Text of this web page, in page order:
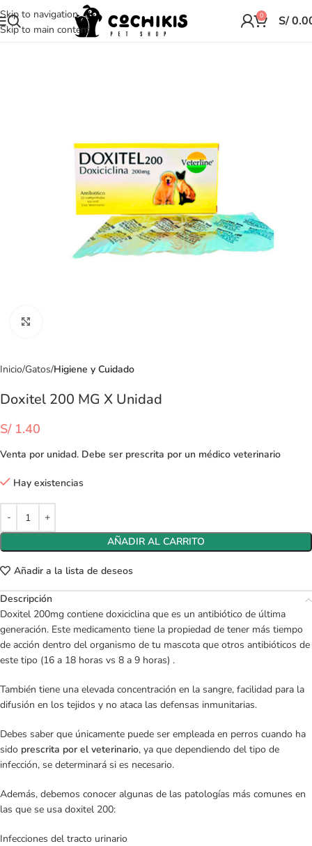
Skip to navigation
Skip to main content
0 S/
Inicio Gatos Higiene y Cuidado
Doxitel 200 MG X Unidad
S/1.40
Venta por unidad. Debe ser prescrita por un médico veterinario
Hay existencias
AÑADIR AL CARRITO
Añadir a la lista de deseos
Descripción
Doxitel 200mg contiene doxiciclina que es un antibiótico de última
generación. Este medicamento tiene la propiedad de tener más tiempo
de acción dentro del organismo de tu mascota que otros antibióticos de
este tipo (16 a 18 horas vs 8 a 9 horas) .
También tiene una elevada concentración en la sangre, facilidad para la
difusión en los tejidos y no ataca las defensas inmunitarias.
Debes saber que únicamente puede ser empleada en perros cuando ha
sido prescrita por el veterinario, ya que dependiendo del tipo de
infección, se determinará si es necesario.
Además, debemos conocer algunas de las patologías más comunes en
las que se usa doxitel 200:
Infecciones del tracto urinario